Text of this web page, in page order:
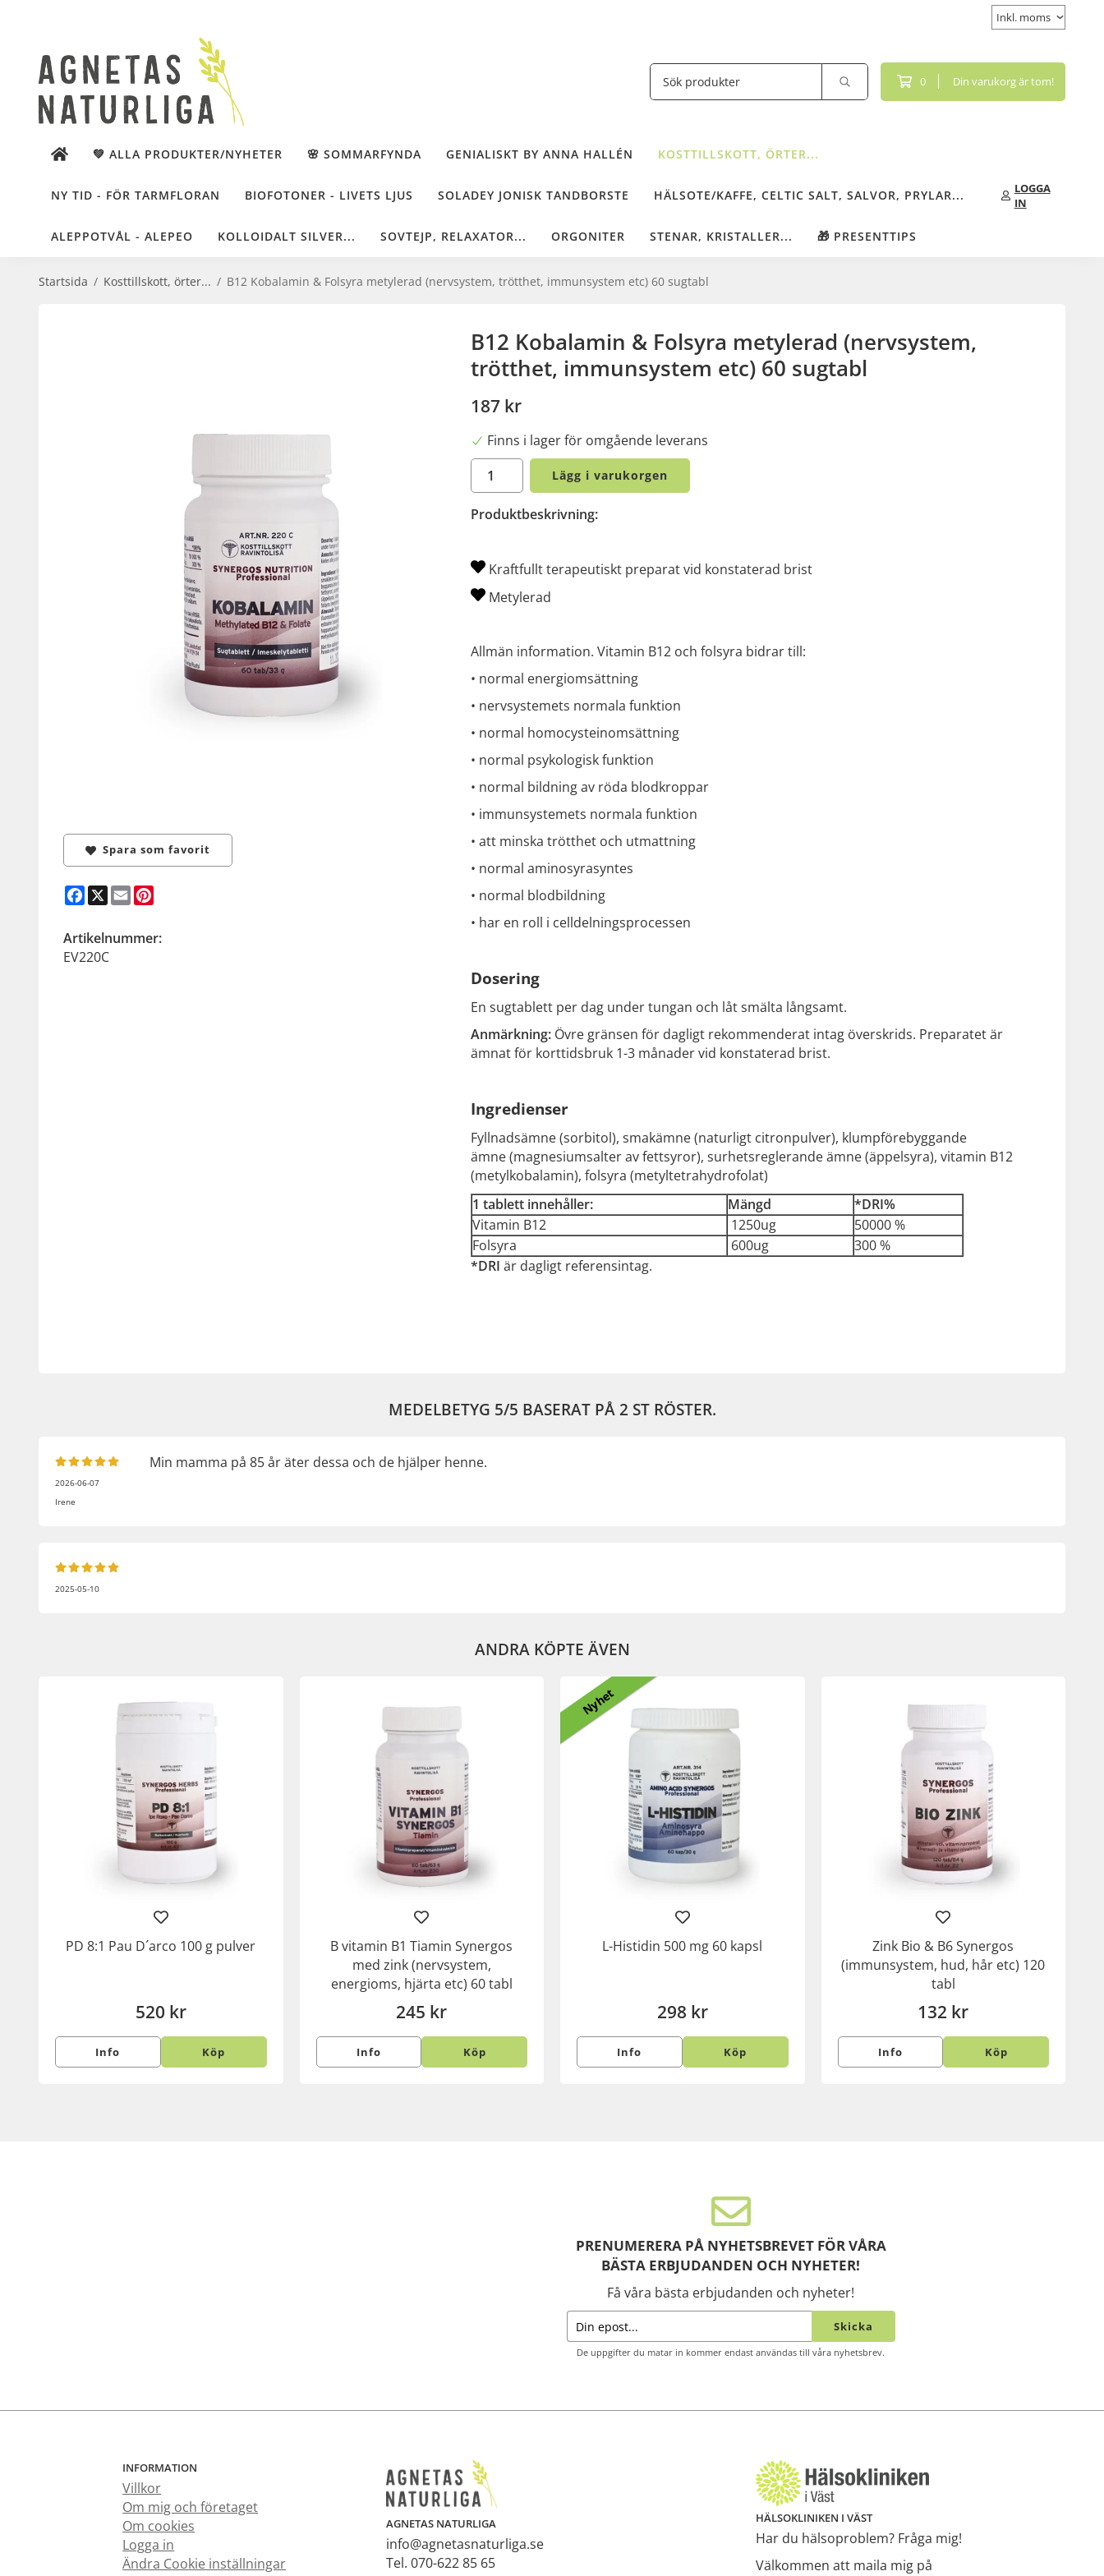
0 Din varukorg är tom!
💚 ALLA PRODUKTER/NYHETER 🌸 SOMMARFYNDA GENIALISKT BY ANNA HALLÉN KOSTTILLSKOTT, ÖRTER...
NY TID - FÖR TARMFLORAN BIOFOTONER - LIVETS LJUS SOLADEY JONISK TANDBORSTE HÄLSOTE/KAFFE, CELTIC SALT, SALVOR, PRYLAR...
ALEPPOTVÅL - ALEPEO KOLLOIDALT SILVER... SOVTEJP, RELAXATOR... ORGONITER STENAR, KRISTALLER... 🎁 PRESENTTIPS
LOGGA
IN
Startsida / Kosttillskott, örter... / B12 Kobalamin & Folsyra metylerad (nervsystem, trötthet, immunsystem etc) 60 sugtabl
B12 Kobalamin & Folsyra metylerad (nervsystem,
trötthet, immunsystem etc) 60 sugtabl
187 kr
Finns i lager för omgående leverans
Lägg i varukorgen
Produktbeskrivning:
Kraftfullt terapeutiskt preparat vid konstaterad brist
Metylerad
Allmän information. Vitamin B12 och folsyra bidrar till:
• normal energiomsättning
• nervsystemets normala funktion
• normal homocysteinomsättning
• normal psykologisk funktion
• normal bildning av röda blodkroppar
• immunsystemets normala funktion
• att minska trötthet och utmattning
• normal aminosyrasyntes
• normal blodbildning
• har en roll i celldelningsprocessen
Dosering
En sugtablett per dag under tungan och låt smälta långsamt.
Anmärkning: Övre gränsen för dagligt rekommenderat intag överskrids. Preparatet är
ämnat för korttidsbruk 1-3 månader vid konstaterad brist.
Ingredienser
Fyllnadsämne (sorbitol), smakämne (naturligt citronpulver), klumpförebyggande
ämne (magnesiumsalter av fettsyror), surhetsreglerande ämne (äppelsyra), vitamin B12
(metylkobalamin), folsyra (metyltetrahydrofolat)
1 tablett innehåller:
Mängd
*DRI%
Vitamin B12
1250ug
50000 %
Folsyra
600ug
300 %
*DRI är dagligt referensintag.
Spara som favorit
Facebook
X Email
Artikelnummer:
EV220C
MEDELBETYG 5/5 BASERAT PÅ2 ST RÖSTER.
2026-06-07
Irene
Min mamma på 85 år äter dessa och de hjälper henne.
2025-05-10
ANDRA KÖPTE ÄVEN
PD 8:1 Pau D´arco 100 g pulver
520 kr
Info Köp
B vitamin B1 Tiamin Synergos
med zink (nervsystem,
energioms, hjärta etc) 60 tabl
245 kr
Info Köp
Nyhet
L-Histidin 500 mg 60 kapsl
298 kr
Info Köp
Zink Bio & B6 Synergos
(immunsystem, hud, hår etc) 120
tabl
132 kr
Info Köp
PRENUMERERA PÅ NYHETSBREVET FÖR VÅRA
BÄSTA ERBJUDANDEN OCH NYHETER!
Få våra bästa erbjudanden och nyheter!
Skicka
De uppgifter du matar in kommer endast användas till våra nyhetsbrev.
INFORMATION
Villkor
Om mig och företaget
Om cookies
Logga in
Ändra Cookie inställningar
AGNETAS NATURLIGA
info@agnetasnaturliga.se
Tel. 070-622 85 65
HÄLSOKLINIKEN I VÄST
Har du hälsoproblem? Fråga mig!
Välkommen att maila mig på